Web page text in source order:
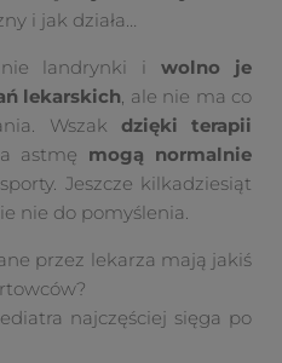
i jak działa…
landrynki iwolno je
lekarskich, ale nie ma co
Wszak dzięki terapii
astmę mogą normalnie
Jeszcze kilkadziesiąt
nie do pomyślenia.
przez lekarza mają jakiś
najczęściej sięga po